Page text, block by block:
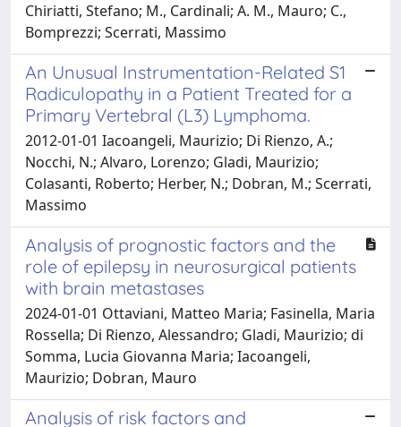
Chiriatti, Stefano; M., Cardinali; A. M., Mauro; C.,
Bomprezzi; Scerrati, Massimo
An Unusual Instrumentation-Related S1
Radiculopathy in a Patient Treated for a
Primary Vertebral (L3) Lymphoma.
2012-01-01 Iacoangeli, Maurizio; Di Rienzo, A.;
Nocchi, N.; Alvaro, Lorenzo; Gladi, Maurizio;
Colasanti, Roberto; Herber, N.; Dobran, M.; Scerrati,
Massimo
Analysis of prognostic factors and the
role of epilepsy in neurosurgical patients
with brain metastases
2024-01-01 Ottaviani, Matteo Maria; Fasinella, Maria
Rossella; Di Rienzo, Alessandro; Gladi, Maurizio; di
Somma, Lucia Giovanna Maria; Iacoangeli,
Maurizio; Dobran, Mauro
Analysis of risk factors and